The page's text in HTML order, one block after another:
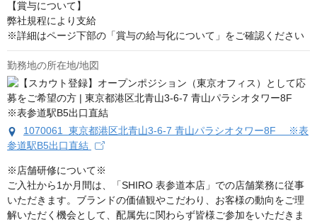
【賞与について】
弊社規程により支給
※詳細はページ下部の「賞与の給与化について」をご確認ください
勤務地の所在地/地図
1070061 東京都港区北青山3-6-7 青山パラシオタワー8F ※表
参道駅B5出口直結
※店舗研修について※
ご入社から1か月間は、「SHIRO 表参道本店」での店舗業務に従事
いただきます。ブランドの価値観やこだわり、お客様の動向をご理
解いただく機会として、配属先に関わらず皆様ご参加をいただきま